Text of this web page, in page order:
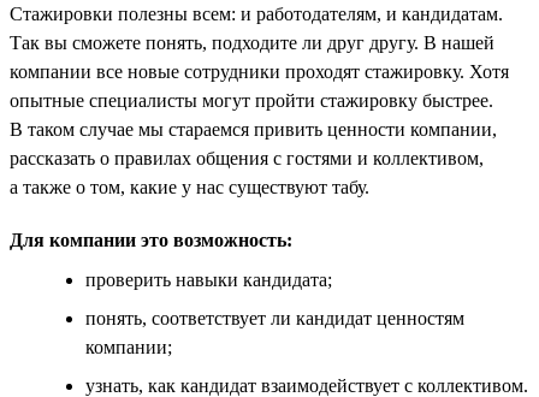
Стажировки полезны всем: и работодателям, и кандидатам.
Так вы сможете понять, подходите ли друг другу. В нашей
компании все новые сотрудники проходят стажировку. Хотя
опытные специалисты могут пройти стажировку быстрее.
В таком случае мы стараемся привить ценности компании,
рассказать о правилах общения с гостями и коллективом,
а также о том, какие у нас существуют табу.
Для компании это возможность:
проверить навыки кандидата;
понять, соответствует ли кандидат ценностям
компании;
узнать, как кандидат взаимодействует с коллективом.